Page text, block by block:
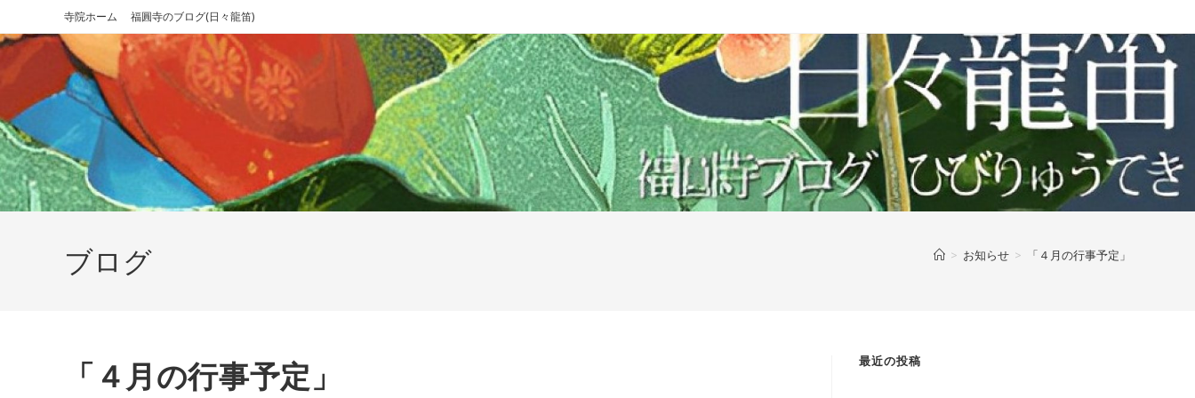
ン
テ
へ
ス
キ
ッ
プ
寺院ホーム 福圓寺のブログ(日々龍笛)
ブログ > お知らせ > 「４月の行事予定」
「４月の行事予定」 最近の投稿